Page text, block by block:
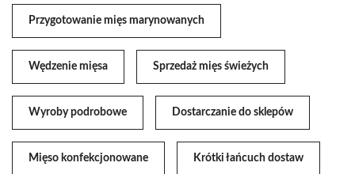
Przygotowanie mięs marynowanych
Wędzenie mięsa Sprzedaż mięs świeżych
Wyroby podrobowe Dostarczanie do sklepów
Mięso konfekcjonowane Krótki łańcuch dostaw